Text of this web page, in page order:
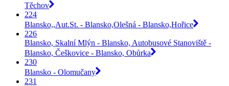
Těchov
224
Blansko,,Aut.St. - Blansko,Olešná - Blansko,Hořice
226
Blansko, Skalní Mlýn - Blansko, Autobusové Stanoviště -
Blansko, Češkovice - Blansko, Obůrka
230
Blansko - Olomučany
231